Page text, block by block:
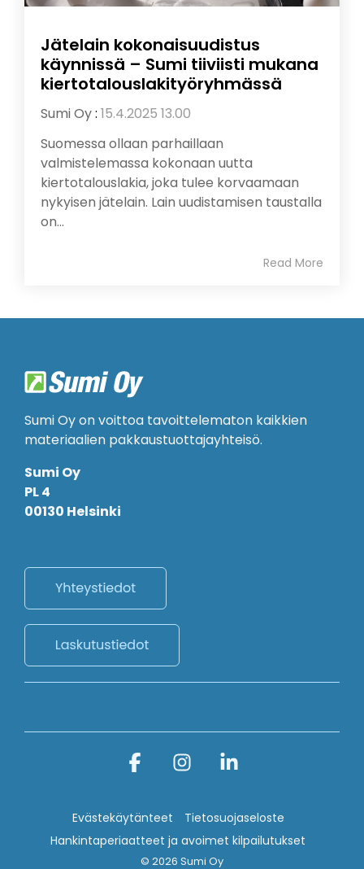
Jätelain kokonaisuudistus
käynnissä – Sumi tiiviisti mukana
kiertotalouslakityöryhmässä
Sumi Oy: 15.4.2025 13.00
Suomessa ollaan parhaillaan
valmistelemassa kokonaan uutta
kiertotalouslakia, joka tulee korvaamaan
nykyisen jätelain. Lain uudistamisen taustalla
on...
Read More
Sumi Oy on voittoa tavoittelematon kaikkien
materiaalien pakkaustuottajayhteisö.
Sumi Oy
PL 4
00130 Helsinki
Evästekäytänteet
Tietosuojaseloste
Hankintaperiaatteet ja avoimet kilpailutukset
© 2026 Sumi Oy
FacebookInstagram